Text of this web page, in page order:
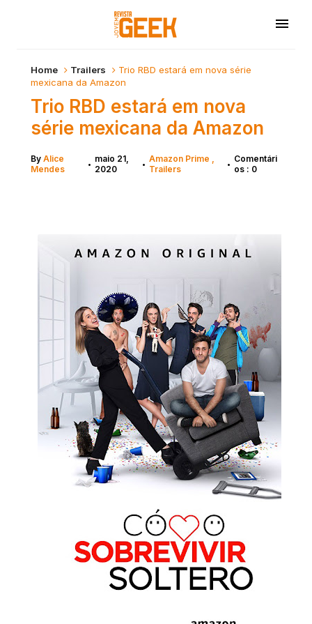
Home Trailers
Trio RBD estará em nova série
mexicana da Amazon
Trio RBD estará em nova
série mexicana da Amazon
By Alice
Mendes
• maio 21,
2020
• Amazon Prime
Trailers
• Comentári
os : 0